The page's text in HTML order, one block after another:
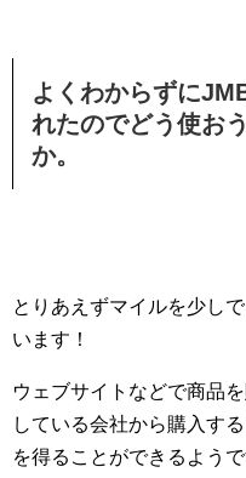
よくわからずに
れたのでどう使お
か。
とりあえずマイルを少し
います！
ウェブサイトなどで商品
している会社から購入す
を得ることができるようで